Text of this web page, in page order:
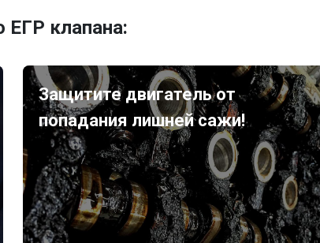
ЕГР клапана:
Защитите двигатель от
попадания лишней сажи!